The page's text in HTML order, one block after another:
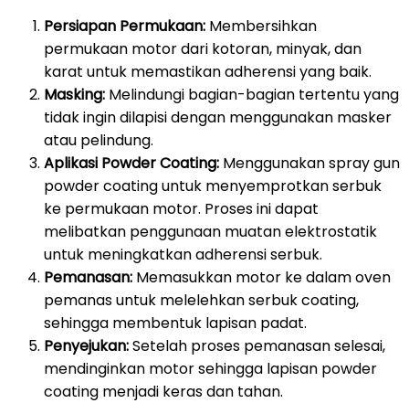
Persiapan Permukaan: Membersihkan
permukaan motor dari kotoran, minyak, dan
karat untuk memastikan adherensi yang baik.
Masking: Melindungi bagian-bagian tertentu yang
tidak ingin dilapisi dengan menggunakan masker
atau pelindung.
Aplikasi Powder Coating: Menggunakan spray gun
powder coating untuk menyemprotkan serbuk
ke permukaan motor. Proses ini dapat
melibatkan penggunaan muatan elektrostatik
untuk meningkatkan adherensi serbuk.
Pemanasan: Memasukkan motor ke dalam oven
pemanas untuk melelehkan serbuk coating,
sehingga membentuk lapisan padat.
Penyejukan:Setelah proses pemanasan selesai,
mendinginkan motor sehingga lapisan powder
coating menjadi keras dan tahan.